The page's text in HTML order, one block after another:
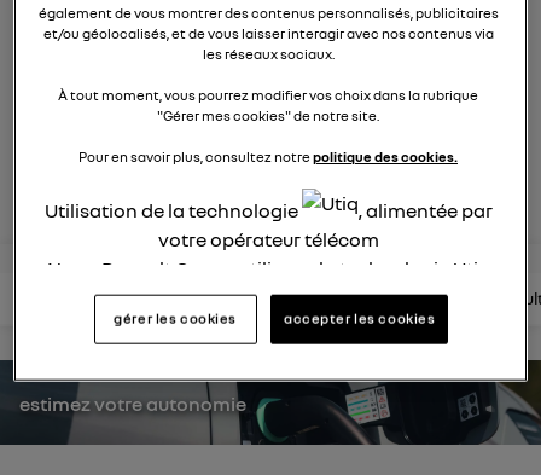
une nouvelle vision hybride du suv
posez une question
lire les questions lire les articles consultez la brochure
estimez votre autonomie
également de vous montrer des contenus personnalisés, publicitaires
et/ou géolocalisés, et de vous laisser interagir avec nos contenus via
les réseaux sociaux.
À tout moment, vous pourrez modifier vos choix dans la rubrique
"Gérer mes cookies" de notre site.
Pour en savoir plus, consultez notrepolitique des cookies.
Utilisation de la technologie
, alimentée par
votre opérateur télécom
Nous, Renault Group, utilisons la technologie Utiq
pour nos activités digitales (telles que décrites
dans cette notice de consentement) et liées à
utilisez une connexion internet fournie parun
opérateur télécom participantet que vous
consentez sur chaque site).
gérer les cookies accepter les cookies